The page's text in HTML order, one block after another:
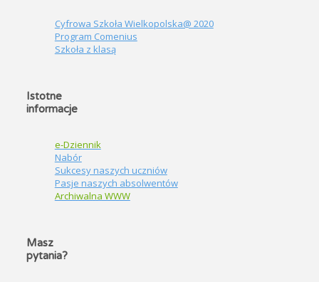
Cyfrowa Szkoła Wielkopolska@ 2020
Program Comenius
Szkoła z klasą
Istotne
informacje
e-Dziennik
Nabór
Sukcesy naszych uczniów
Pasje naszych absolwentów
Archiwalna WWW
Masz
pytania?